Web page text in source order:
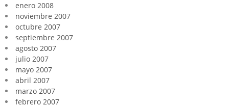
enero 2008
noviembre 2007
octubre 2007
septiembre 2007
agosto 2007
julio 2007
mayo 2007
abril 2007
marzo 2007
febrero 2007